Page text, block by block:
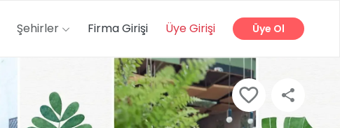
Şehirler Firma Girişi Üye Girişi Üye Ol